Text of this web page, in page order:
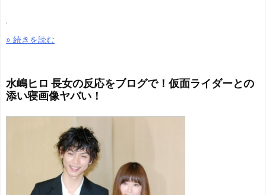
» 続きを読む
水嶋ヒロ 長女の反応をブログで！仮面ライダーとの
添い寝画像ヤバい！